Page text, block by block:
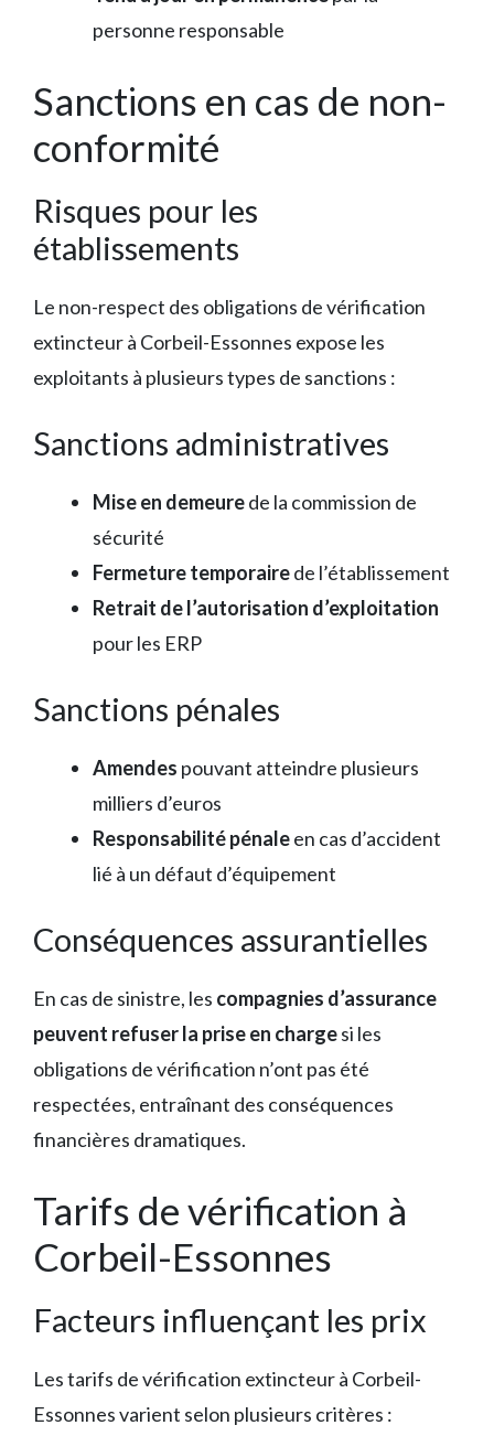
personne responsable
Sanctions en cas de non-
conformité
Risques pour les
établissements
Le non-respect des obligations de vérification
extincteur à Corbeil-Essonnes expose les
exploitants à plusieurs types de sanctions :
Sanctions administratives
Mise en demeurede la commission de
sécurité
Fermeture temporairede l’établissement
Retrait de l’autorisation d’exploitation
pour les ERP
Sanctions pénales
Amendes pouvant atteindre plusieurs
milliers d’euros
Responsabilité pénaleen cas d’accident
lié à un défaut d’équipement
Conséquences assurantielles
En cas de sinistre, les compagnies d’assurance
peuvent refuser la prise en chargesi les
obligations de vérification n’ont pas été
respectées, entraînant des conséquences
financières dramatiques.
Tarifs de vérification à
Corbeil-Essonnes
Facteurs influençant les prix
Les tarifs de vérification extincteur à Corbeil-
Essonnes varient selon plusieurs critères :